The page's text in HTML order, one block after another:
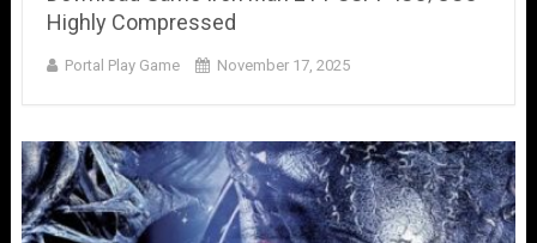
Highly Compressed
Portal Play Game November 17, 2025